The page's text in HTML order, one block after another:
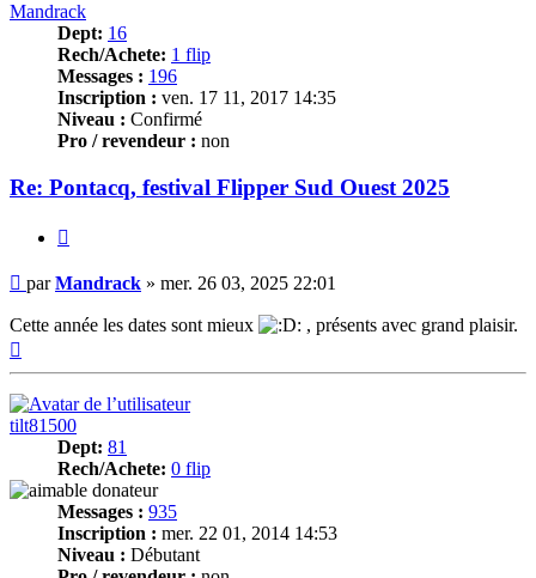
Mandrack
Dept: 16
Rech/Achete: 1 flip
Messages : 196
Inscription : ven. 17 11, 2017 14:35
Niveau : Confirmé
Pro / revendeur : non
Re: Pontacq, festival Flipper Sud Ouest 2025
Message
parMandrack » mer. 26 03, 2025 22:01
Cette année les dates sont mieux
, présents avec grand plaisir.
tilt81500
Dept: 81
Rech/Achete: 0 flip
Messages : 935
Inscription : mer. 22 01, 2014 14:53
Niveau : Débutant